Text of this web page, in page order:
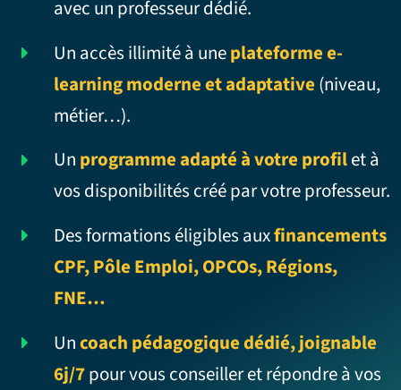
avec un professeur dédié.
Un accès illimité à uneplateforme e-
learning moderne et adaptative (niveau,
métier…).
Un programme adapté à votre profilet à
vos disponibilités créé par votre professeur.
Des formations éligibles auxfinancements
CPF, Pôle Emploi, OPCOs, Régions,
FNE…
Uncoach pédagogique dédié, joignable
6j/7pour vous conseiller et répondre à vos